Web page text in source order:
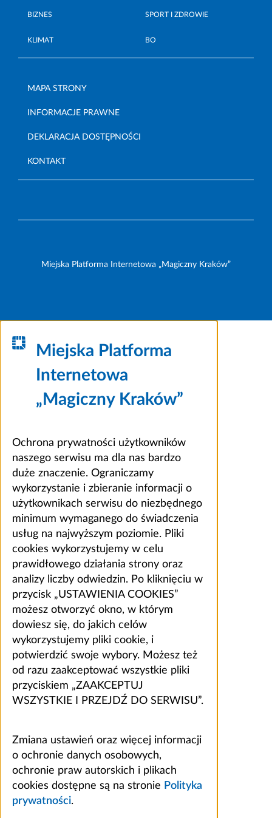
BIZNES SPORT I ZDROWIE
KLIMAT BO
MAPA STRONY
INFORMACJE PRAWNE
DEKLARACJA DOSTĘPNOŚCI
KONTAKT
Miejska Platforma Internetowa „Magiczny Kraków”
Miejska Platforma
Internetowa
„Magiczny Kraków”
Ochrona prywatności użytkowników
naszego serwisu ma dla nas bardzo
duże znaczenie. Ograniczamy
wykorzystanie i zbieranie informacji o
użytkownikach serwisu do niezbędnego
minimum wymaganego do świadczenia
usług na najwyższym poziomie. Pliki
cookies wykorzystujemy w celu
prawidłowego działania strony oraz
analizy liczby odwiedzin. Po kliknięciu w
przycisk „USTAWIENIA COOKIES”
możesz otworzyć okno, w którym
dowiesz się, do jakich celów
wykorzystujemy pliki cookie, i
potwierdzić swoje wybory. Możesz też
od razu zaakceptować wszystkie pliki
przyciskiem „ZAAKCEPTUJ
WSZYSTKIE I PRZEJDŹ DO SERWISU”.
Zmiana ustawień oraz więcej informacji
o ochronie danych osobowych,
ochronie praw autorskich i plikach
cookies dostępne są na stronie Polityka
prywatności.